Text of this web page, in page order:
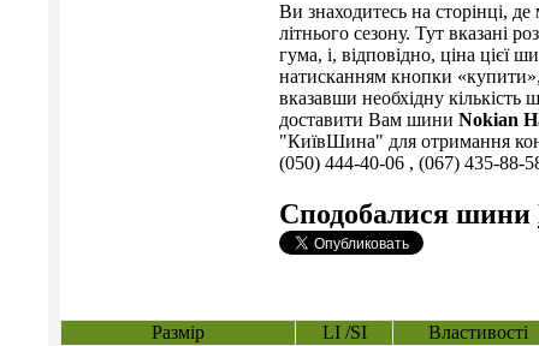
Ви знаходитесь на сторінці,
літнього сезону. Тут вказані
гума, і, відповідно, ціна
натисканням кнопки
вказавши необхідну кількість
доставити Вам шини Nokian
"КиївШина" для отримання
(050) 444-40-06 , (067) 435-88-
Сподобалися шини
Размір LI /SI
Властивості